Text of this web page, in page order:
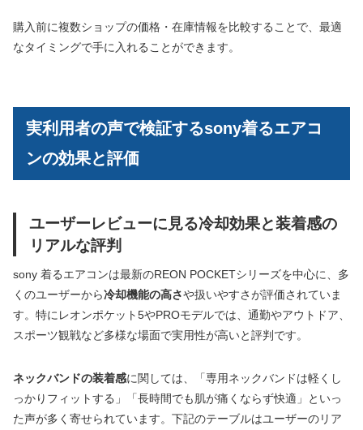
購入前に複数ショップの価格・在庫情報を比較することで、最適
なタイミングで手に入れることができます。
実利用者の声で検証するsony着るエアコ
ンの効果と評価
ユーザーレビューに見る冷却効果と装着感の
リアルな評判
sony 着るエアコンは最新のREON POCKETシリーズを中心に、多
くのユーザーから冷却機能の高さや扱いやすさが評価されていま
す。特にレオンポケット5やPROモデルでは、通勤やアウトドア、
スポーツ観戦など多様な場面で実用性が高いと評判です。
ネックバンドの装着感に関しては、「専用ネックバンドは軽くし
っかりフィットする」「長時間でも肌が痛くならず快適」といっ
た声が多く寄せられています。下記のテーブルはユーザーのリア